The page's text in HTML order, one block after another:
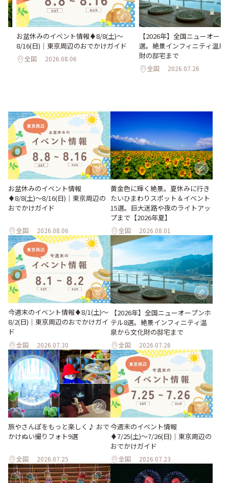
お盆休みのイベント情報♦︎8/8(土)〜
8/16(日)｜東京周辺のおでかけガイド
全国 2026.08.06
【2026年】全国ニューオー
選。絶景インフィニティ温泉
財の邸宅まで
全国 2026.07.26
お盆休みのイベント情報
♦︎8/8(土)〜8/16(日)｜東京周辺の
おでかけガイド
全国 2026.08.06
黄金色に輝く絶景。夏休みに行き
たいひまわりスポット＆イベント
15選。巨大迷路や夜のライトアッ
プまで【2026年夏】
全国 2026.08.01
今週末のイベント情報♦︎8/1(土)〜
8/2(日)｜東京周辺のおでかけガイ
ド
全国 2026.07.30
【2026年】全国ニューオープンホ
テル8選。絶景インフィニティ温
泉から文化財の邸宅まで
全国 2026.07.26
旅やさんぽをもっと楽しく♪ おで
かけぬい撮りフォト9選
全国 2026.07.25
今週末のイベント情報
♦︎7/25(土)〜7/26(日)｜東京周辺の
おでかけガイド
全国 2026.07.23